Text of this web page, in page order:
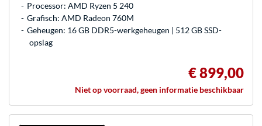
Processor: AMD Ryzen 5 240
Grafisch: AMD Radeon 760M
Geheugen: 16 GB DDR5-werkgeheugen | 512 GB SSD-
opslag
€ 899,00
Niet op voorraad, geen informatie beschikbaar